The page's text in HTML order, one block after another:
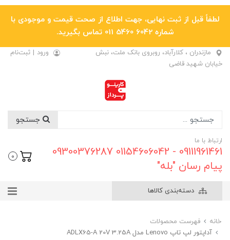
لطفاً قبل از ثبت نهایی، جهت اطلاع از صحت قیمت و موجودی با
شماره 6042 5460 011 تماس بگیرید.
مازندران ، کلارآباد، روبروی بانک ملت، نبش
خیابان شهید قاضی
ورود | ثبت‌نام
ارتباط با ما
09111961461 - 01154606042 09300376287
پیام رسان "بله"
0
دسته‌بندی کالاها
خانه
فهرست محصولات
آداپتور لپ تاپ Lenovo مدل ADLX65-A 20V 3.25A